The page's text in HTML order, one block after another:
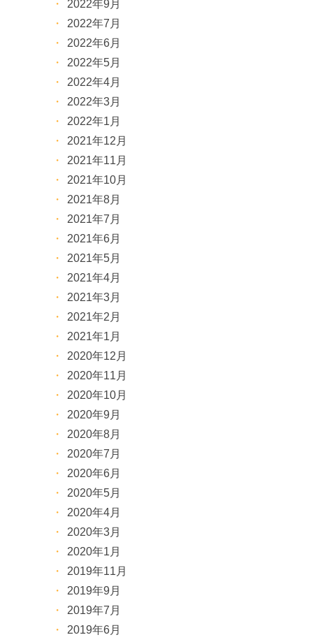
2022年9月
2022年7月
2022年6月
2022年5月
2022年4月
2022年3月
2022年1月
2021年12月
2021年11月
2021年10月
2021年8月
2021年7月
2021年6月
2021年5月
2021年4月
2021年3月
2021年2月
2021年1月
2020年12月
2020年11月
2020年10月
2020年9月
2020年8月
2020年7月
2020年6月
2020年5月
2020年4月
2020年3月
2020年1月
2019年11月
2019年9月
2019年7月
2019年6月